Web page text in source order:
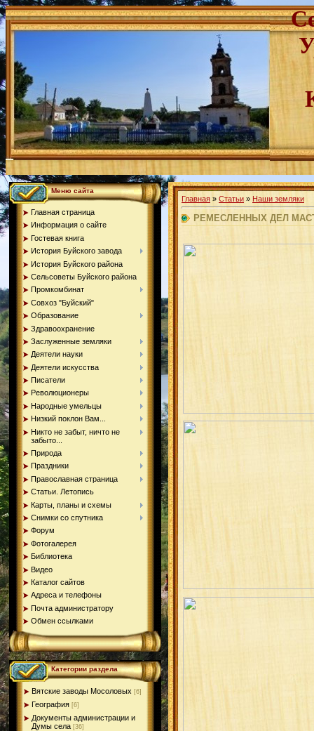
Меню сайта
Главная страница
Информация о сайте
Гостевая книга
История Буйского завода
История Буйского района
Сельсоветы Буйского района
Промкомбинат
Совхоз "Буйский"
Образование
Здравоохранение
Заслуженные земляки
Деятели науки
Деятели искусства
Писатели
Революционеры
Народные умельцы
Низкий поклон Вам...
Никто не забыт, ничто не
забыто...
Природа
Праздники
Православная страница
Статьи. Летопись
Карты, планы и схемы
Снимки со спутника
Форум
Фотогалерея
Библиотека
Видео
Каталог сайтов
Адреса и телефоны
Почта администратору
Обмен ссылками
Категории раздела
Вятские заводы Мосоловых [6]
География [6]
Документы администрации и
Думы села [36]
Главная » Статьи » Наши земляки
РЕМЕСЛЕННЫХ ДЕЛ